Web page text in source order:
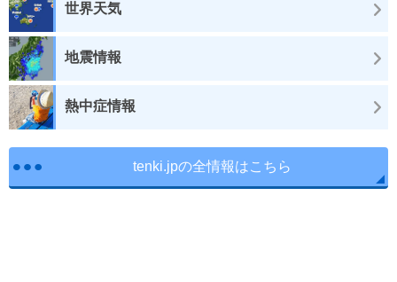
世界天気
地震情報
熱中症情報
tenki.jpの全情報はこちら